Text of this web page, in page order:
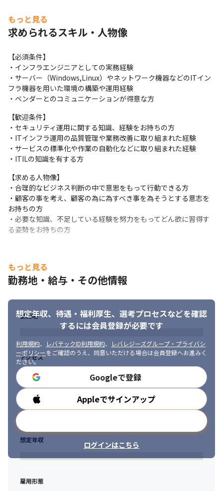
・クラウドサービス（AWSやAzure）の知識、経験を活かしたプ
ロジェクトの設計や運用
・データーベースの設計、構築、運用の経験を活かしたミドルウ
・顧客からの要求に対する変更作業、問合せの対応、各種不具合
の改善調査
・運用手順書の作成や工事計画書の作成
など
どが異なります。貴方の経験に沿って、担当するプロジェクトを
アサインさせていただきます。
英語のヒアリングに自信がある、英語の読み書きができる方で、
希望があれば海外顧客を担当するグローバル案件をお任せする事
も可能です。
もっと見る
求められるスキル・人物像
【必須条件】
・インフラエンジニアとしての実務経験
・サーバー（Windows,Linux）やネットワーク機器などのITイン
フラ機器を用いた環境の構築や運用経験
・ベンダーとのコミュニケーションが得意な方
【歓迎条件】
・セキュリティ運用に関する知識、経験をお持ちの方
・ITインフラ運用の品質管理や業務改善に取り組まれた経験
・サービスの標準化や作業の自動化などに取り組まれた経験
・ITILの知識を有する方
【求める人物像】
・合理的なビジネス判断の中で意思をもって行動できる方
・顧客の事を考え、顧客の為に為すべき事を為そうとする意志を
お持ちの方
・必要な知識、不足している経験を努力をもってどん欲に習得す
る姿勢をお持ちの方
もっと見る
勤務地・給与・その他情報
想定年収、待遇・福利厚生、 選考プロセスなどを確認
するには会員登録が必要です
利用規約、 レバテックID利用規約、
レバレジーズグループ・プライバシ
ーポリシーをご確認のうえ、同意いただける場合は会員登録へお進みく
ださい。
Googleで登録
Appleでサインアップ
ログインはこちら
勤務地
アクセス
勤務時間
想定年収
雇用形態